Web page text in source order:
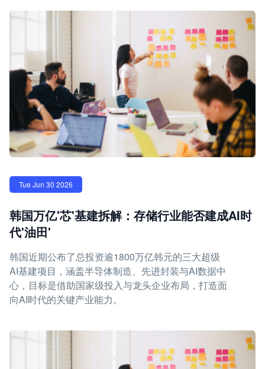
Tue Jun 30 2026
韩国万亿'芯'基建拆解：存储行业能否建成AI时
代'油田'
韩国近期公布了总投资逾1800万亿韩元的三大超级
AI基建项目，涵盖半导体制造、先进封装与AI数据中
心，目标是借助国家级投入与龙头企业布局，打造面
向AI时代的关键产业能力。